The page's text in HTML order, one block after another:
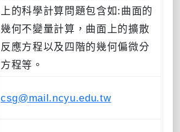
上的科學計算問題包含如:曲面的
幾何不變量計算，曲面上的擴散
反應方程以及四階的幾何偏微分
方程等。
csg@mail.ncyu.edu.tw